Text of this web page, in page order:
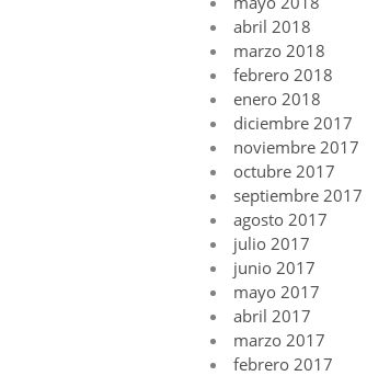
abril 2018
marzo 2018
febrero 2018
enero 2018
diciembre 2017
noviembre 2017
octubre 2017
septiembre 2017
agosto 2017
julio 2017
junio 2017
mayo 2017
abril 2017
marzo 2017
febrero 2017